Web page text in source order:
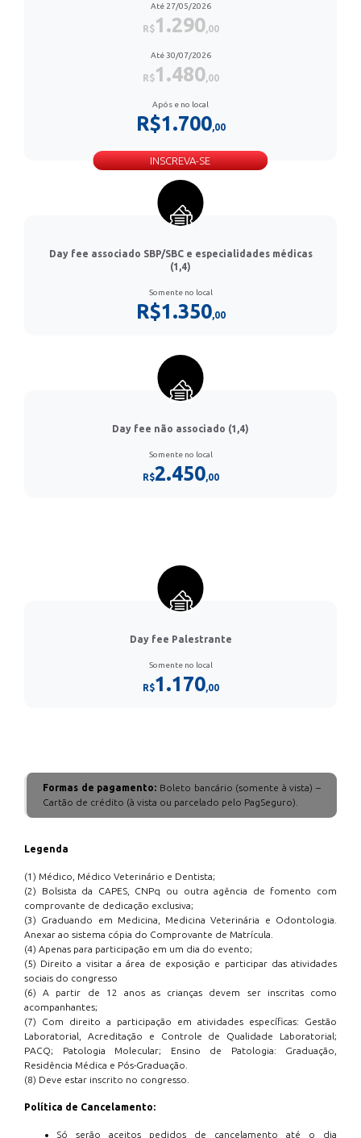
Até 27/05/2026
R$1.290,00
Até 30/07/2026
R$1.480,00
Após e no local
R$1.700,00
INSCREVA-SE
Day fee associado SBP/SBC e especialidades médicas
(1,4)
Somente no local
R$1.350,00
Day fee não associado (1,4)
Somente no local
R$2.450,00
Day fee Palestrante
Somente no local
R$1.170,00
Formas de pagamento: Boleto bancário (somente à vista) –
Cartão de crédito (à vista ou parcelado pelo PagSeguro).
Legenda
(1) Médico, Médico Veterinário e Dentista;
(2) Bolsista da CAPES, CNPq ou outra agência de fomento com
comprovante de dedicação exclusiva;
(3) Graduando em Medicina, Medicina Veterinária e Odontologia.
Anexar ao sistema cópia do Comprovante de Matrícula.
(4) Apenas para participação em um dia do evento;
(5) Direito a visitar a área de exposição e participar das atividades
sociais do congresso
(6) A partir de 12 anos as crianças devem ser inscritas como
acompanhantes;
(7) Com direito a participação em atividades específicas: Gestão
Laboratorial, Acreditação e Controle de Qualidade Laboratorial;
PACQ; Patologia Molecular; Ensino de Patologia: Graduação,
Residência Médica e Pós-Graduação.
(8) Deve estar inscrito no congresso.
Política de Cancelamento:
Só serão aceitos pedidos de cancelamento até o dia